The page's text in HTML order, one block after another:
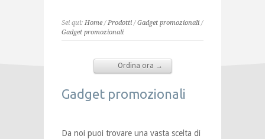
Sei qui: Home/Prodotti /Gadget promozionali /
Gadget promozionali
Ordina ora →
Gadget promozionali
Da noi puoi trovare una vasta scelta di